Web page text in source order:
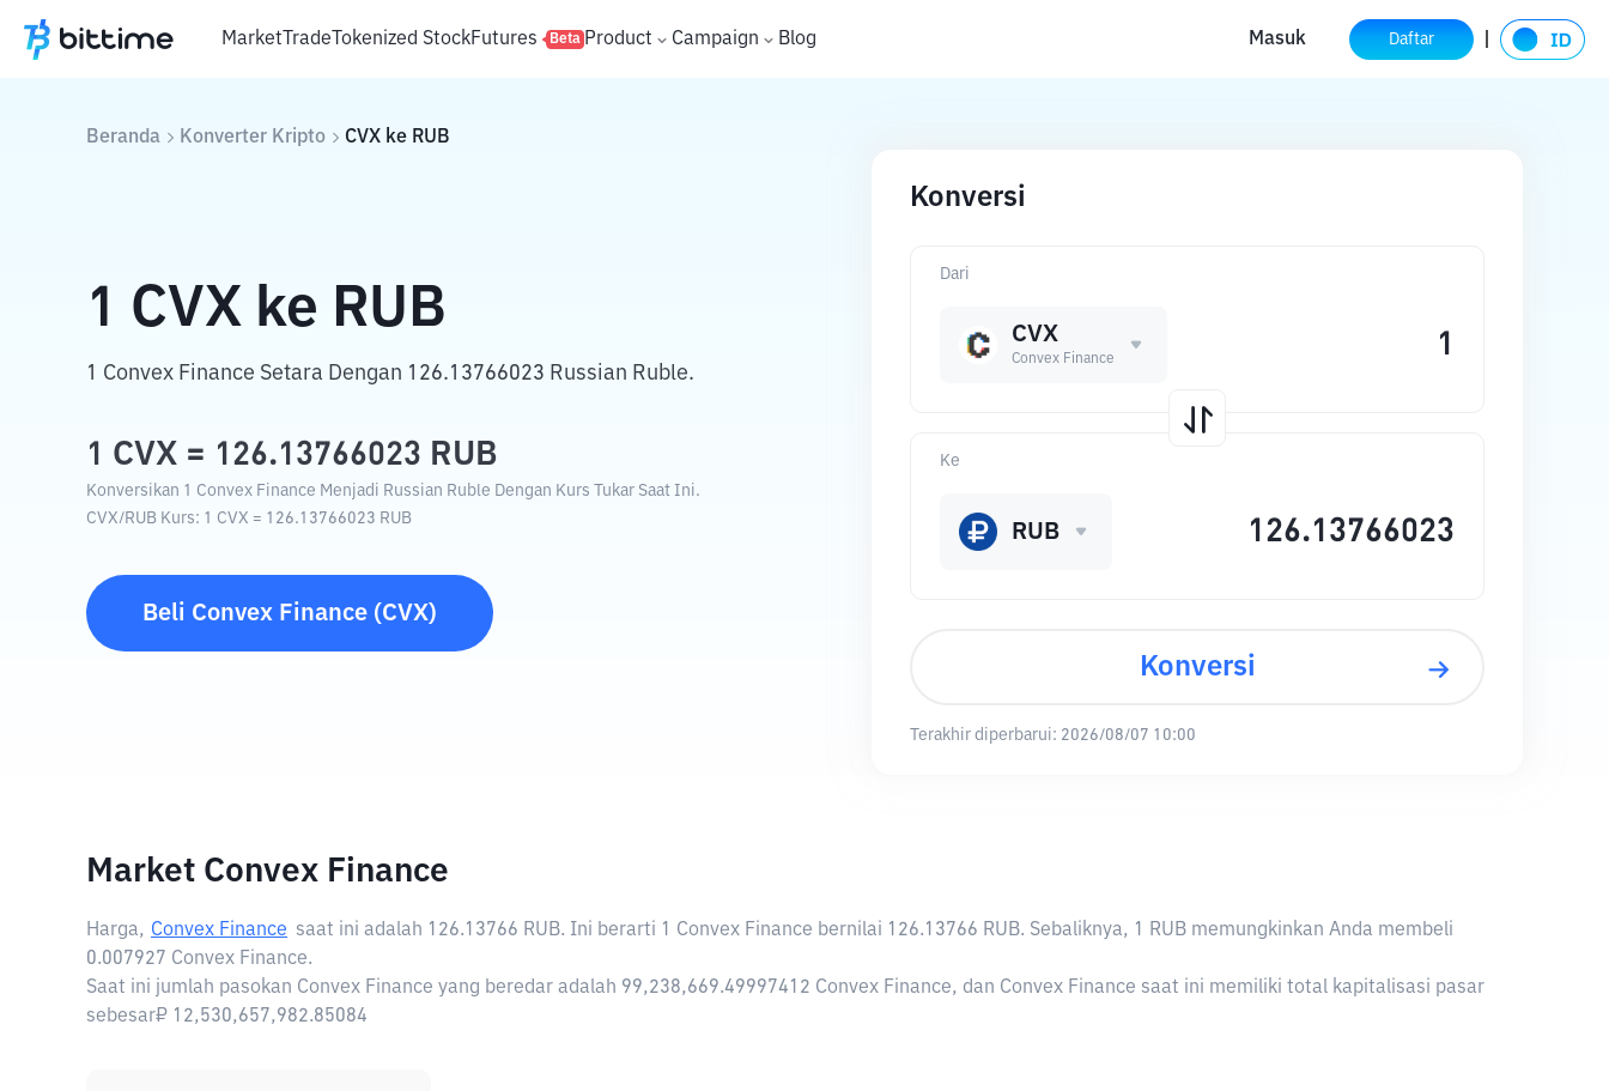
MarketTradeTokenized StockFutures Beta Product Campaign Blog Masuk Daftar
Beranda Konverter Kripto CVX ke RUB
1 CVX ke RUB
1 Convex Finance Setara Dengan 126.13766023 Russian Ruble.
1 CVX = 126.13766023 RUB
Konversikan 1 Convex Finance Menjadi Russian Ruble Dengan Kurs Tukar Saat Ini.
CVX/RUB Kurs: 1 CVX = 126.13766023 RUB
Beli Convex Finance (CVX)
Konversi
Dari
CVX
Convex Finance
Ke
RUB
Konversi
Terakhir diperbarui: 2026/08/07 10:00
Market Convex Finance
Harga, Convex Finance saat ini adalah 126.13766 RUB. Ini berarti 1 Convex Finance bernilai 126.13766 RUB. Sebaliknya, 1 RUB memungkinkan Anda membeli
0.007927 Convex Finance.
Saat ini jumlah pasokan Convex Finance yang beredar adalah 99,238,669.49997412 Convex Finance, dan Convex Finance saat ini memiliki total kapitalisasi pasar
sebesar₽ 12,530,657,982.85084